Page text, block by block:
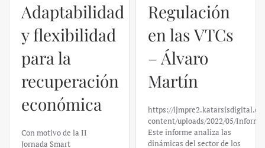
Adaptabilidad
y flexibilidad
para la
recuperación
económica
Con motivo de la II
Jornada Smart
Regulación
en las VTCs
– Álvaro
Martín
https://
content/uploads/2022/05/
Este informe analiza las
dinámicas del sector de los